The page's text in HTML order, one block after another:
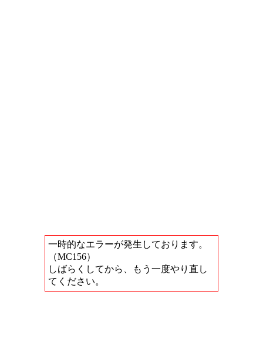
一時的なエラーが発生しております。
（MC156）
しばらくしてから、もう一度やり直し
てください。